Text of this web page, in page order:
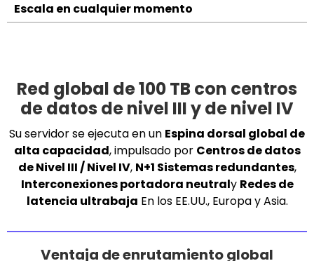
Escala en cualquier momento
Red global de 100 TB con centros
de datos de nivel III y de nivel IV
Su servidor se ejecuta en un Espina dorsal global de
alta capacidad, impulsado por Centros de datos
de Nivel III / Nivel IV, N+1 Sistemas redundantes,
Interconexiones portadora neutraly Redes de
latencia ultrabaja En los EE.UU., Europa y Asia.
Ventaja de enrutamiento global